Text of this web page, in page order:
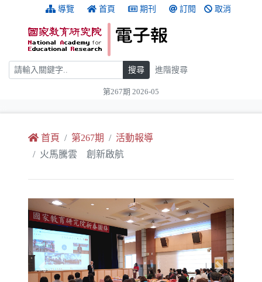
跳到主要內容 導覽 首頁 期刊 訂閱 取消
搜尋 搜尋 進階搜尋
第267期 2026-05
首頁 第267期
活動報導
火馬騰雲 創新啟航
Previous Next